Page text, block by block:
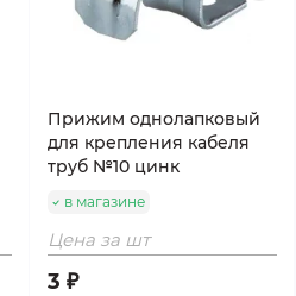
Прижим однолапковый
для крепления кабеля
труб №10 цинк
в магазине
Цена за шт
3 ₽